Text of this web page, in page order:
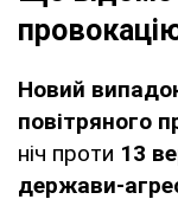
Новий
повітряного
ніч проти 13
держави-